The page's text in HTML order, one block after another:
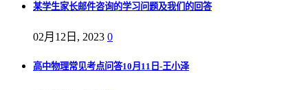
某学生家长邮件咨询的学习问题及我们的回答
02月12日, 2023 0
高中物理常见考点问答10月11日-王小泽